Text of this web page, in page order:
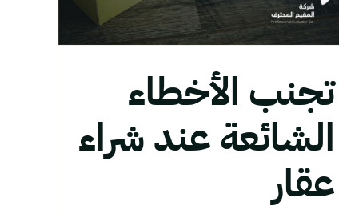
تجنب الأخطاء
الشائعة عند شراء
عقار